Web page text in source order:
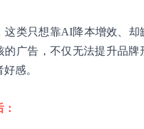
这类只想靠AI降本增效、却
的广告，不仅无法提升品牌
感。